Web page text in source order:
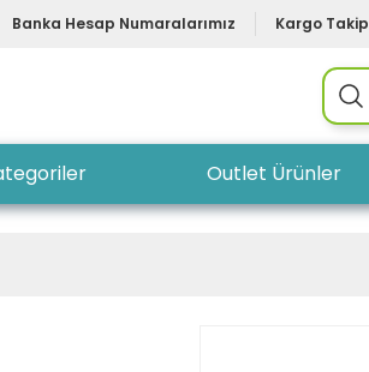
Banka Hesap Numaralarımız Kargo Takip
Outlet Ürünler